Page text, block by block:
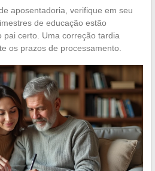
aposentadoria, verifique em seu
de educação estão
certo. Uma correção tardia
os prazos de processamento.